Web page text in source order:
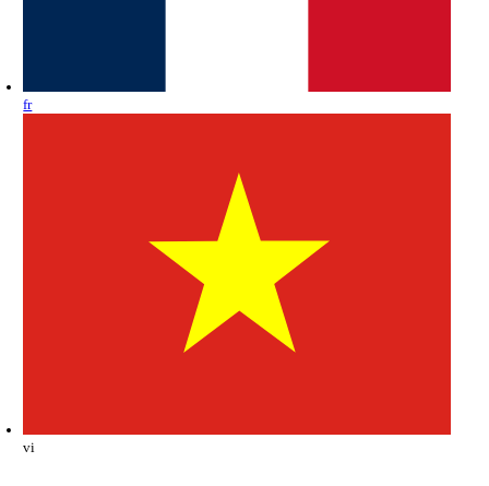
fr
vi